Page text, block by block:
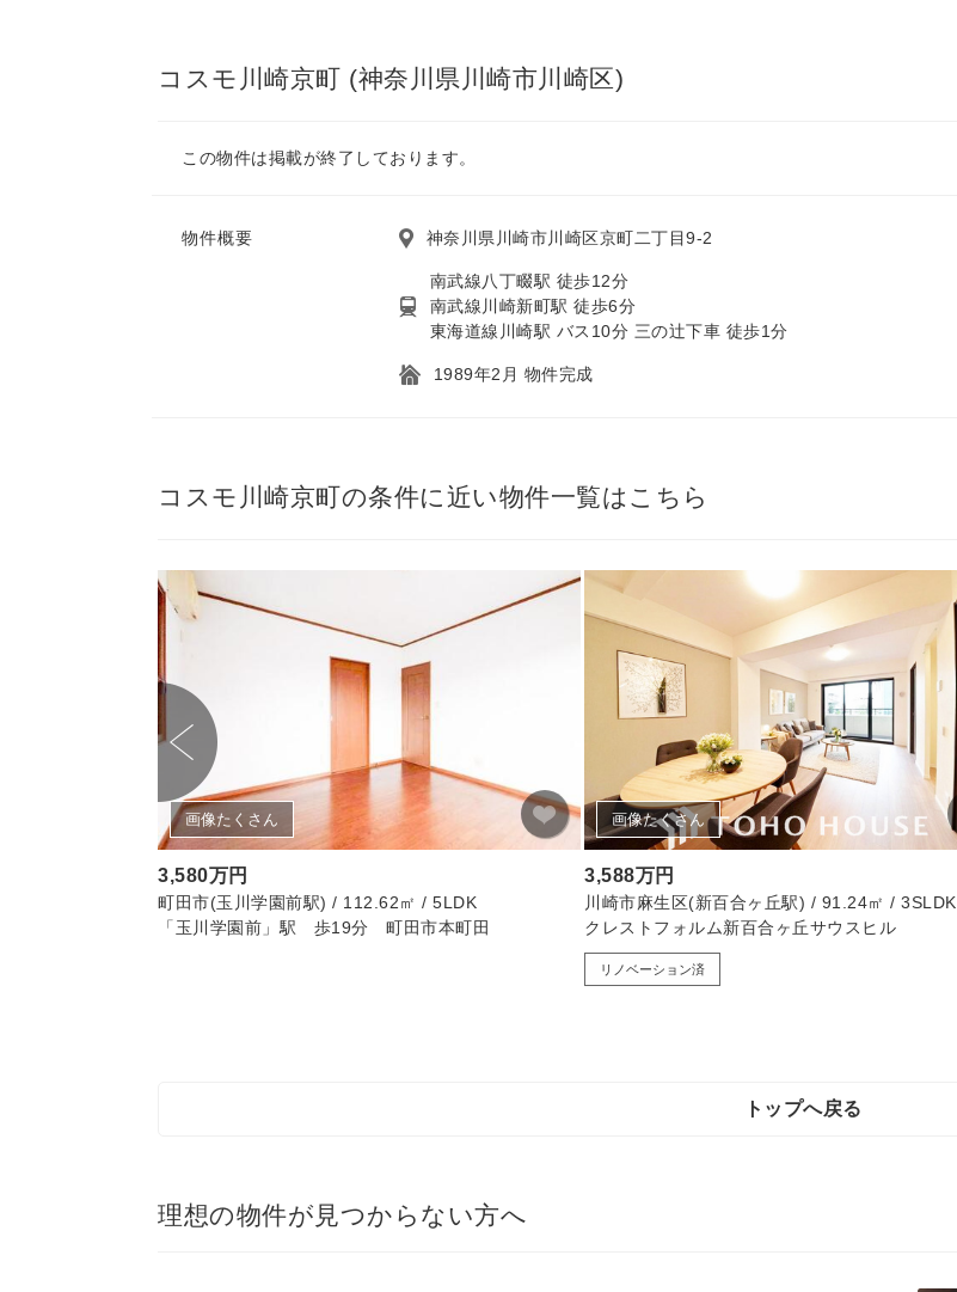
コスモ川崎京町 (神奈川県川崎市川崎区)
この物件は掲載が終了しております。
物件概要 神奈川県川崎市川崎区京町二丁目9-2
南武線八丁畷駅 徒歩12分
南武線川崎新町駅 徒歩6分
東海道線川崎駅 バス10分 三の辻下車 徒歩1分
1989年2月 物件完成
コスモ川崎京町の条件に近い物件一覧はこちら
画像たくさん
3,580万円
町田市(玉川学園前駅) / 112.62㎡ / 5LDK
「玉川学園前」駅 歩19分 町田市本町田
画像たくさん
3,588万円
川崎市麻生区(新百合ヶ丘駅) / 91.24㎡ / 3SLDK
クレストフォルム新百合ヶ丘サウスヒル
リノベーション済
トップへ戻る
理想の物件が見つからない方へ